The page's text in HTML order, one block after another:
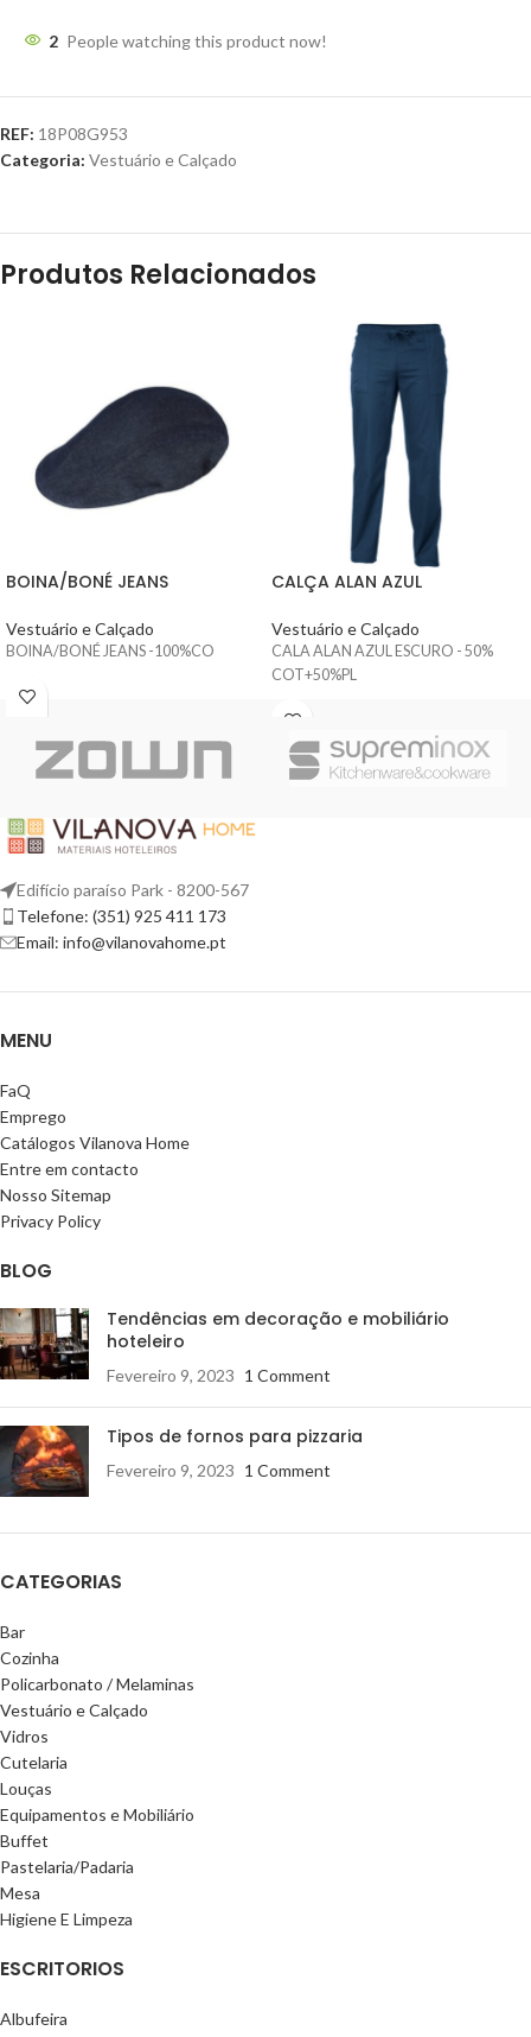
2 People watching this product now!
REF: 18P08G953
Categoria: Vestuário e Calçado
Produtos Relacionados
BOINA/BONÉ JEANS
Vestuário e Calçado
BOINA/BONÉ JEANS -100%CO
CALÇA ALAN AZUL
Vestuário e Calçado
CALA ALAN AZUL ESCURO - 50%
COT+50%PL
Edifício paraíso Park - 8200-567
Telefone: (351) 925 411 173
Email: info@vilanovahome.pt
MENU
FaQ
Emprego
Catálogos Vilanova Home
Entre em contacto
Nosso Sitemap
Privacy Policy
BLOG
Tendências em decoração e mobiliário
hoteleiro
Fevereiro 9, 2023 1 Comment
Tipos de fornos para pizzaria
Fevereiro 9, 2023 1 Comment
CATEGORIAS
Bar
Cozinha
Policarbonato / Melaminas
Vestuário e Calçado
Vidros
Cutelaria
Louças
Equipamentos e Mobiliário
Buffet
Pastelaria/Padaria
Mesa
Higiene E Limpeza
ESCRITORIOS
Albufeira